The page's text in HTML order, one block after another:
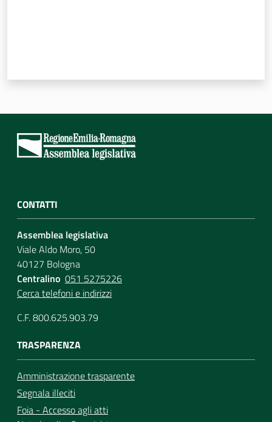
legislativa
Attività
Argomenti
Per i media
Per i cittadini
CONTATTI
Assemblea legislativa
Viale Aldo Moro, 50
40127 Bologna
Centralino 051 5275226
Cerca telefoni e indirizzi
C.F. 800.625.903.79
TRASPARENZA
Amministrazione trasparente
Segnala illeciti
Foia - Accesso agli atti